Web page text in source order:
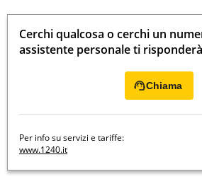
Cerchi qualcosa o cerchi un
assistente personale ti
Chiama
Per info su servizi e tariffe:
www.1240.it